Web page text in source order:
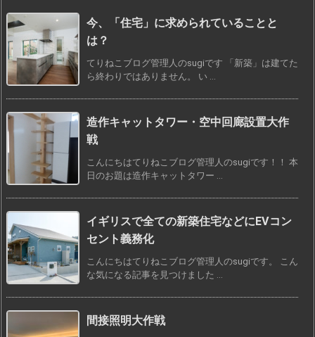
今、「住宅」に求められていることと
は？
てりねこブログ管理人のsugiです 「新築」は建てた
ら終わりではありません。 い ...
造作キャットタワー・空中回廊設置大作
戦
こんにちはてりねこブログ管理人のsugiです！！ 本
日のお題は造作キャットタワー ...
イギリスで全ての新築住宅などにEVコン
セント義務化
こんにちはてりねこブログ管理人のsugiです。 こん
な気になる記事を見つけました ...
間接照明大作戦